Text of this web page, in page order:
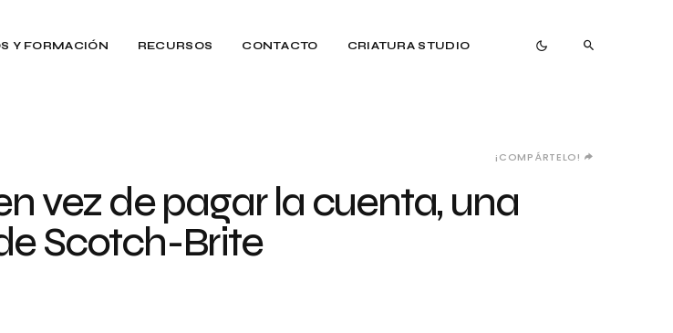
Y FORMACIÓN RECURSOS CONTACTO CRIATURA STUDIO
¡COMPÁRTELO!
vez de pagar la cuenta, una
Scotch-Brite